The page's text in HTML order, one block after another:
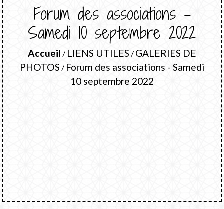
Forum des associations -
Samedi 10 septembre 2022
Accueil / LIENS UTILES / GALERIES DE
PHOTOS / Forum des associations - Samedi
10 septembre 2022